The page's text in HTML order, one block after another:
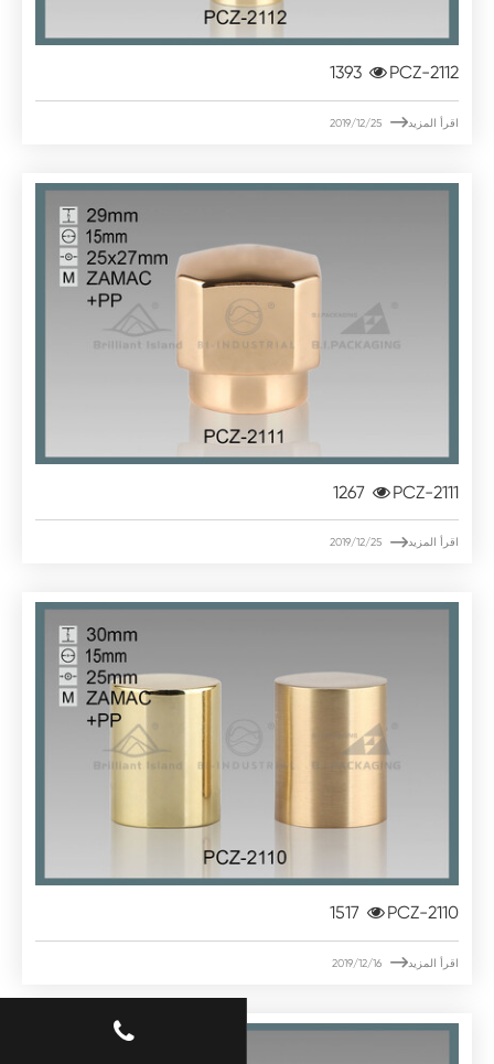
PCZ-2112
اقرأ المزيد
2019/12/25
PCZ-2111
اقرأ المزيد
2019/12/25
PCZ-2110
اقرأ المزيد
2019/12/16
